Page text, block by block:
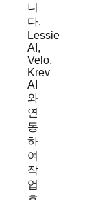
니
다.
Lessie
AI,
Velo,
Krev
AI
와
연
동
하
여
작
업